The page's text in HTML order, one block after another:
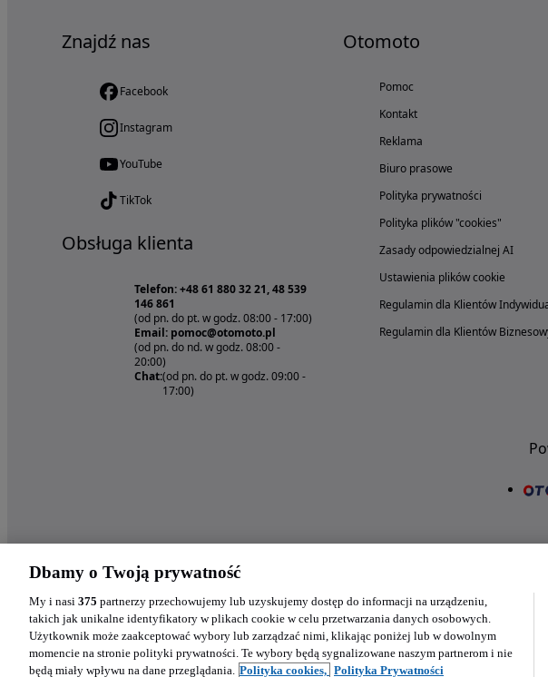
Znajdź nas
Facebook
Instagram
YouTube
TikTok
Obsługa klienta
Telefon: +48 61 880 32 21, 48 539
146 861
(od pn. do pt. w godz. 08:00 - 17:00)
Email: pomoc@otomoto.pl
(od pn. do nd. w godz. 08:00 -
20:00)
Chat:(od pn. do pt. w godz. 09:00 -
17:00)
Otomoto
Pomoc
Kontakt
Reklama
Biuro prasowe
Polityka prywatności
Polityka plików "cookies"
Zasady odpowiedzialnej AI
Ustawienia plików cookie
Regulamin dla Klientów
Regulamin dla Klientów
Dbamy o Twoją prywatność
My i nasi 375 partnerzy przechowujemy lub uzyskujemy dostęp do informacji na urządzeniu,
takich jak unikalne identyfikatory w plikach cookie w celu przetwarzania danych osobowych.
Użytkownik może zaakceptować wybory lub zarządzać nimi, klikając poniżej lub w dowolnym
momencie na stronie polityki prywatności. Te wybory będą sygnalizowane naszym partnerom i nie
będą miały wpływu na dane przeglądania. Polityka cookies, Polityka Prywatności